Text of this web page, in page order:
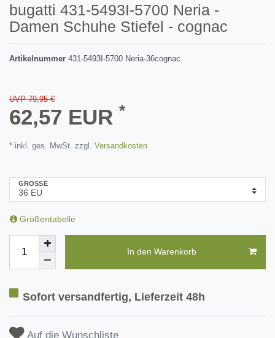
bugatti 431-5493I-5700 Neria -
Damen Schuhe Stiefel - cognac
Artikelnummer 431-5493I-5700 Neria-36cognac
UVP 79,95 €
62,57 EUR *
* inkl. ges. MwSt. zzgl. Versandkosten
GRÖSSE
Größentabelle
In den Warenkorb
Sofort versandfertig, Lieferzeit 48h
Auf die Wunschliste